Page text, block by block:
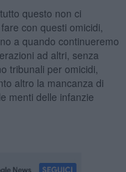
questo non ci
con questi omicidi,
a quando continueremo
ad altri, senza
tribunali per omicidi,
altro la mancanza di
menti delle infanzie